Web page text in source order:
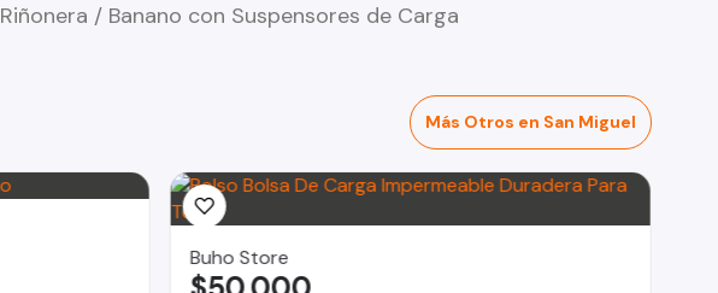
Riñonera / Banano con Suspensores de Carga
Más Otros en San Miguel
Buho Store